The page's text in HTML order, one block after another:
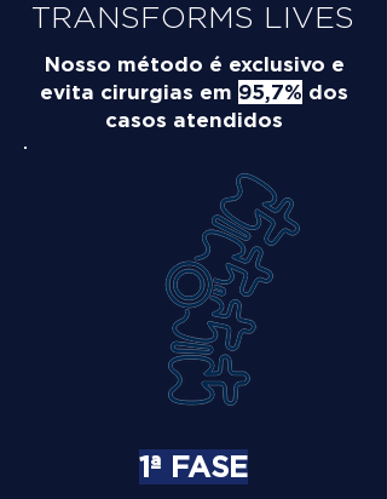
TRANSFORMS LIVES
Nosso método é exclusivo e
evita cirurgias em 95,7% dos
casos atendidos
1ª FASE